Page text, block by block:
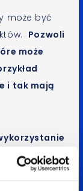
może być
Pozwoli
może
i tak mają
w Google
odsłon